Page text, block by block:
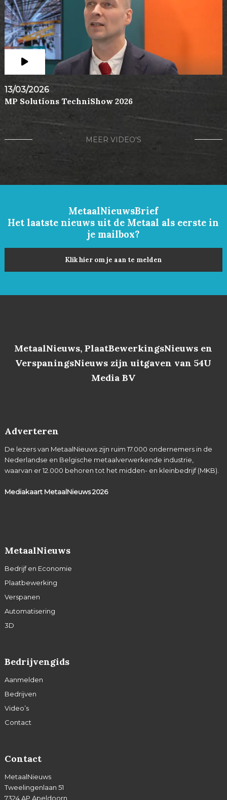
13/03/2026
MP Solutions TechniShow 2026
MEER VIDEO'S
MetaalNieuwsBrief
Het laatste nieuws uit de Metaal als eerste in
je mailbox?
Klik hier om je aan te melden
MetaalNieuws, PlaatBewerkingsNieuws en
VerspaningsNieuws zijn uitgaven van 54U
Media BV
Adverteren
De lezers van MetaalNieuws zijn ruim 17.000 ondernemers in de
Nederlandse en Belgische metaalverwerkende industrie,
waarvan er 12.000 behoren tot het midden- en kleinbedrijf (MKB).
Mediakaart MetaalNieuws2026
MetaalNieuws
Bedrijf en Economie
Plaatbewerking
Verspanen
Automatisering
3D
Bedrijvengids
Aanmelden
Bedrijven
Video’s
Contact
Contact
MetaalNieuws
Tweelingenlaan 51
7324 AP Apeldoorn